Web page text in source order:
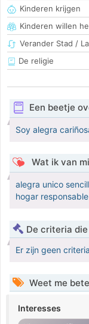
Kinderen krijgen
Kinderen willen
Verander Stad /
De religie
Een beetje
Soy alegra
Wat ik van
alegra unico
hogar
De criteria
Er zijn geen
Weet me
Interesses